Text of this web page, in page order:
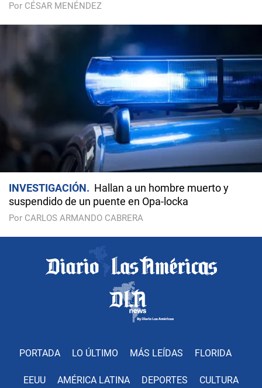
Por CÉSAR MENÉNDEZ
INVESTIGACIÓN
Hallan a un hombre muerto y
suspendido de un puente en Opa-locka
Por CARLOS ARMANDO CABRERA
PORTADA LO ÚLTIMO MÁS LEÍDAS FLORIDA
EEUU AMÉRICA LATINA DEPORTES CULTURA